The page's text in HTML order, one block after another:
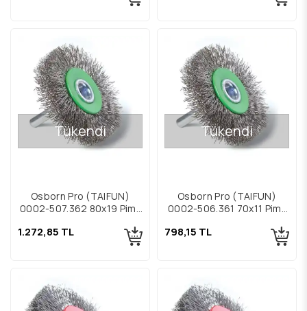
Tükendi
Osborn Pro (TAIFUN)
0002-507.362 80x19 Pimli
1.272,85 TL
Tükendi
Osborn Pro (TAIFUN)
0002-506.361 70x11 Pimli
798,15 TL